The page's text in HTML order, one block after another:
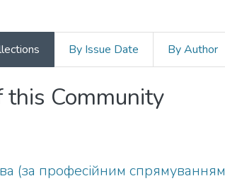
By Issue Date By Author
this Community
(за професійним